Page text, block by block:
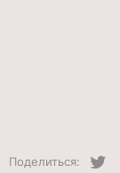
Поделиться: